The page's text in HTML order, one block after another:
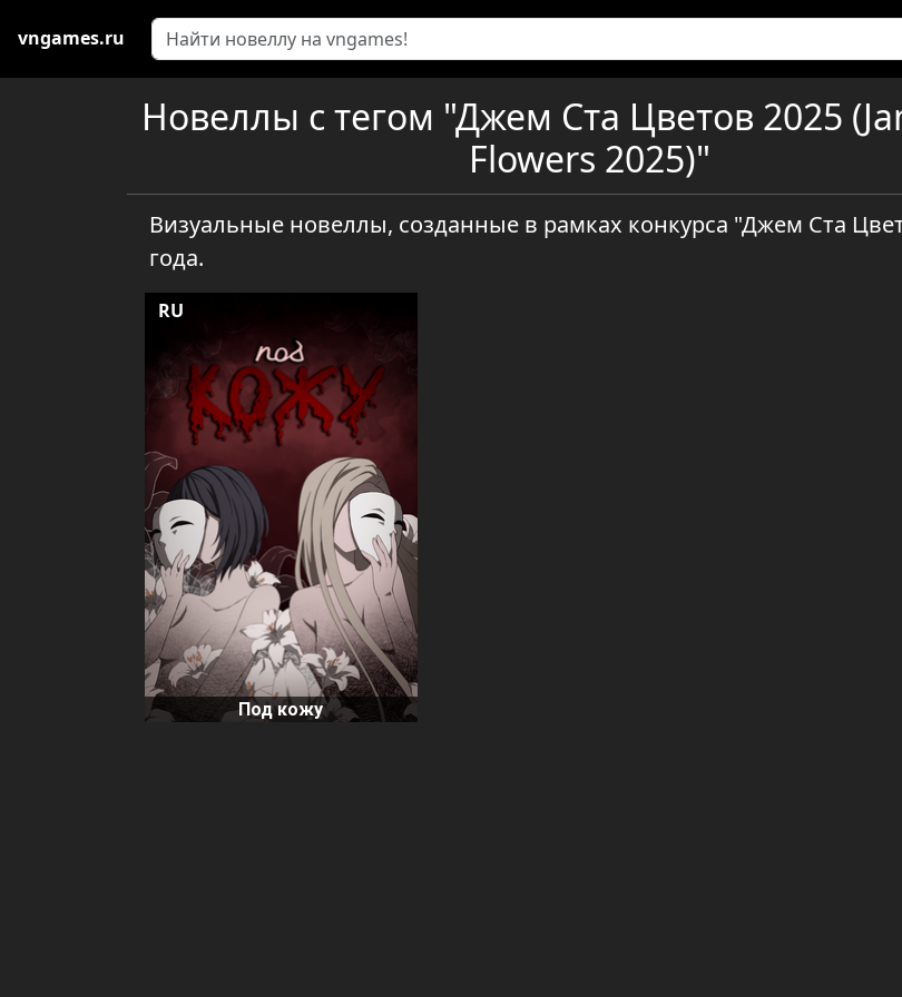
vngames.ru
Новеллы с тегом "Джем Ста Цветов 2025
Flowers 2025)"
Визуальные новеллы, созданные в рамках конкурса "Джем Ста
года.
Под кожу
RU